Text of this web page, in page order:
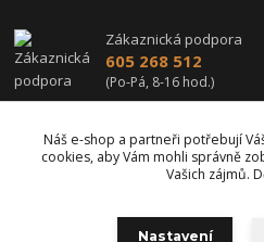
Zákaznická podpora
605 268 512
(Po-Pá, 8-16 hod.)
Náš e-shop a partneři potřebují
cookies, aby Vám mohli správně
Vašich zájmů.
Nastavení